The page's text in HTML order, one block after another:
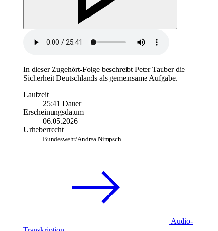
In dieser Zugehört-Folge beschreibt Peter Tauber die
Sicherheit Deutschlands als gemeinsame Aufgabe.
Laufzeit
25:41 Dauer
Erscheinungsdatum
06.05.2026
Urheberrecht
Bundeswehr/Andrea Nimpsch
Audio-